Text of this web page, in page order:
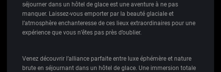
séjourner dans un hôtel de glace est une aventure à ne pas
manquer. Laissez-vous emporter par la beauté glaciale et
l’atmosphère enchanteresse de ces lieux extraordinaires pour une
expérience que vous n’êtes pas près d’oublier.
Venez découvrir l’alliance parfaite entre luxe éphémère et nature
brute en séjournant dans un hôtel de glace. Une immersion totale